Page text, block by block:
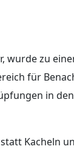
wurde zu
für
in
Kacheln